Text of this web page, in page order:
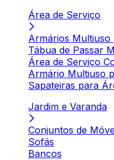
Área de Serviço
Armários Multiuso
Tábua de Passar
Área de Serviço
Armário Multiuso
Sapateiras para
Jardim e Varanda
Conjuntos de
Sofás
Bancos